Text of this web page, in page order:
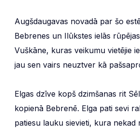
Augšdaugavas novadā par šo
Bebrenes un Ilūkstes ielās
Vuškāne, kuras veikumu vietējie
jau sen vairs neuztver kā
Elgas dzīve kopš dzimšanas rit
kopienā Bebrenē. Elga pati sevi
patiesu lauku sievieti, kura nekad